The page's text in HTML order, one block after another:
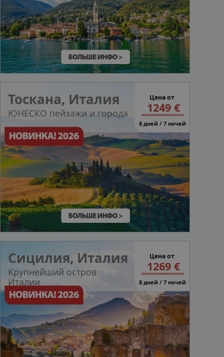
Тоскана, Италия
ЮНЕСКО пейзажи и города
Цена от
1249 €
8 дней / 7 ночей
Сицилия, Италия
Крупнейший остров
Италии
Цена от
1269 €
8 дней / 7 ночей